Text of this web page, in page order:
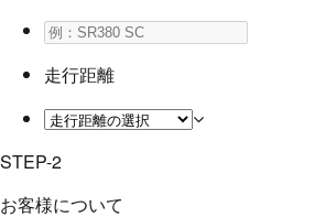
走行距離
STEP-2
お客様について